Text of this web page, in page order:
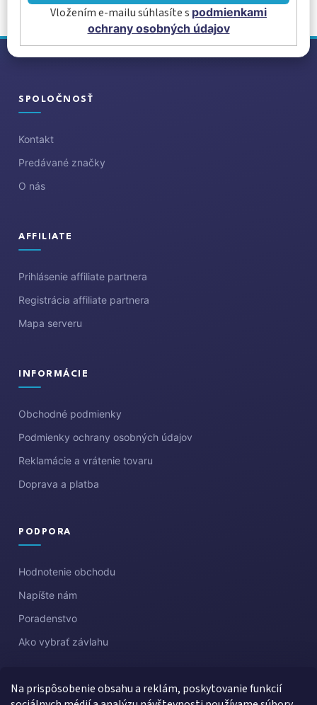
Na prispôsobenie obsahu a reklám, poskytovanie funkcií
Vložením e-mailu súhlasíte s podmienkami
ochrany osobných údajov
Z
SPOLOČNOSŤ
Kontakt
Predávané značky
O nás
AFFILIATE
Prihlásenie affiliate partnera
Registrácia affiliate partnera
Mapa serveru
INFORMÁCIE
Obchodné podmienky
Podmienky ochrany osobných údajov
Reklamácie a vrátenie tovaru
Doprava a platba
PODPORA
Hodnotenie obchodu
Napíšte nám
Poradenstvo
Ako vybrať závlahu